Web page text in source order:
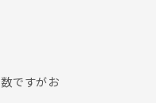
ですがお